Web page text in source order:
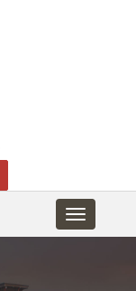
Toggle
navigation